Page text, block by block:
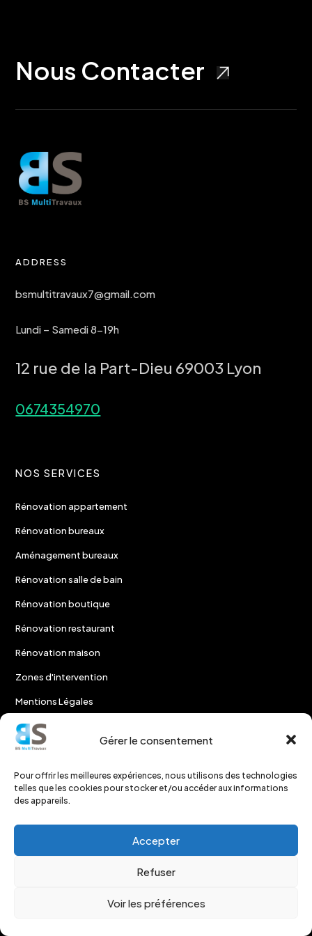
Gérer le consentement
Pour offrir les meilleures expériences, nous utilisons des technologies
telles que les cookies pour stocker et/ou accéder aux informations
des appareils.
Accepter
Refuser
Voir les préférences
Nous Contacter
ADDRESS
bsmultitravaux7@gmail.com
Lundi – Samedi 8-19h
12 rue de la Part-Dieu 69003 Lyon
0674354970
NOS SERVICES
Rénovation appartement
Rénovation bureaux
Aménagement bureaux
Rénovation salle de bain
Rénovation boutique
Rénovation restaurant
Rénovation maison
Zones d'intervention
Mentions Légales